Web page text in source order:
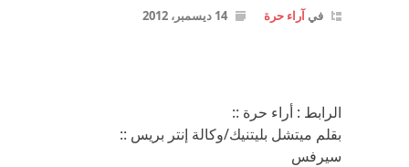
فيآراء حرة 14 ديسمبر، 2012
الرابط : أراء حرة ::
‪ :: بقلم ميتشل‪ ‬بليتنيك/وكالة إنتر بريس
سيرفس